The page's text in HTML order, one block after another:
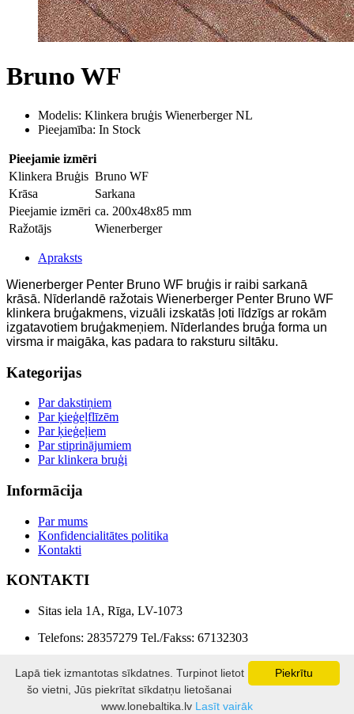
Bruno WF
Modelis: Klinkera bruģis Wienerberger NL
Pieejamība: In Stock
Pieejamie izmēri
Klinkera Bruģis Bruno WF
Krāsa
Sarkana
Pieejamie izmēri ca. 200x48x85 mm
Ražotājs
Wienerberger
Apraksts
Wienerberger Penter Bruno WF bruģis ir raibi sarkanā
krāsā. Nīderlandē ražotais Wienerberger Penter Bruno WF
klinkera bruģakmens, vizuāli izskatās ļoti līdzīgs ar rokām
izgatavotiem bruģakmeņiem. Nīderlandes bruģa forma un
virsma ir maigāka, kas padara to raksturu siltāku.
Kategorijas
Par dakstiņiem
Par ķieģeļflīzēm
Par ķieģeļiem
Par stiprinājumiem
Par klinkera bruģi
Informācija
Par mums
Konfidencialitātes politika
Kontakti
KONTAKTI
Sitas iela 1A, Rīga, LV-1073
Telefons: 28357279 Tel./Fakss: 67132303
LONE BALTIKA © 2026
Piekrītu
Lapā tiek izmantotas sīkdatnes. Turpinot lietot
šo vietni, Jūs piekrītat sīkdatņu lietošanai
www.lonebaltika.lv Lasīt vairāk